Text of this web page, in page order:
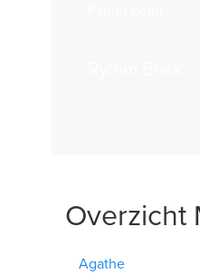
Overzicht
Agathe